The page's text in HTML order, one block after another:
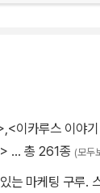
,<이카루스 이야
… 총 261종 (모두
는 마케팅 구루.